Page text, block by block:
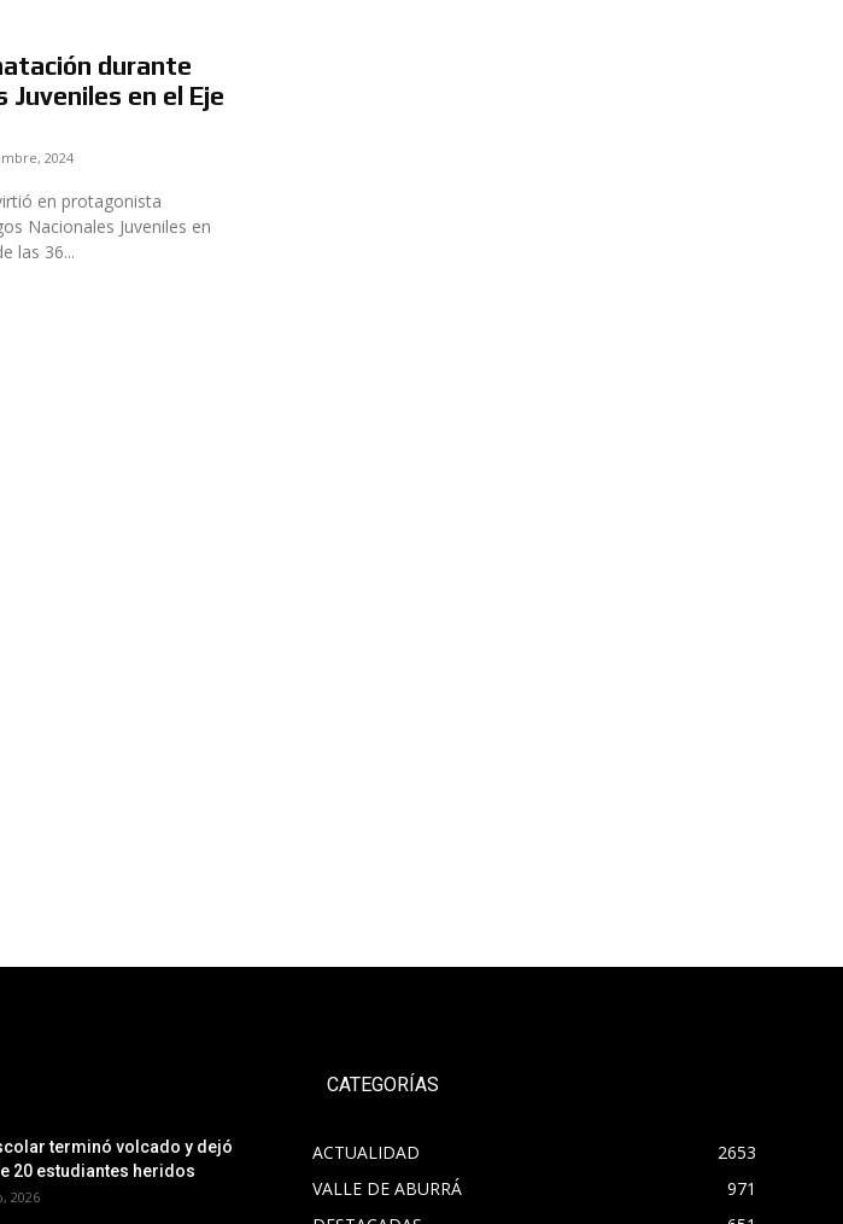
durante
Juveniles en el Eje
2024
en protagonista
Nacionales Juveniles en
las 36...
terminó volcado y dejó
20 estudiantes heridos
2026
CATEGORÍAS
ACTUALIDAD
2653
VALLE DE ABURRÁ
971